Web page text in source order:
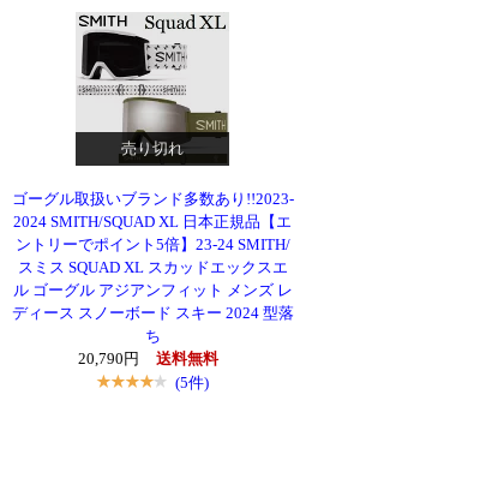
売り切れ
ゴーグル取扱いブランド多数あり!!2023-
2024 SMITH/SQUAD XL 日本正規品【エ
ントリーでポイント5倍】23-24 SMITH/
スミス SQUAD XL スカッドエックスエ
ル ゴーグル アジアンフィット メンズ レ
ディース スノーボード スキー 2024 型落
ち
20,790円
送料無料
(5件)